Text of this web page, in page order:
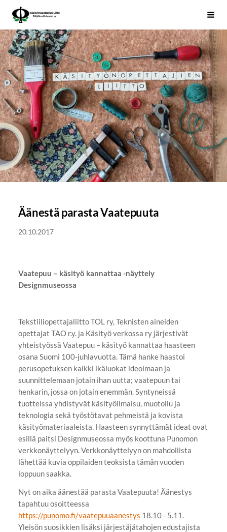
Siirry
sivun
sisältöön
Käsityönopettajien Liitto
Äänestä parasta Vaatepuuta
20.10.2017
Vaatepuu – käsityö kannattaa -näyttely
Designmuseossa
Tekstiiliopettajaliitto TOL ry, Teknisten aineiden
opettajat TAO r.y. ja Käsityö verkossa ry järjestivät
yhteistyössä Vaatepuu – käsityö kannattaa haasteen
osana Suomi 100-juhlavuotta. Tämä hanke haastoi
perusopetuksen kaikki ikäluokat ideoimaan ja
suunnittelemaan jotain ihan uutta; vaatepuun tai
henkarin, jossa on jotain enemmän. Syntyneissä
tuotteissa yhdistyvät käsityöilmaisu, muotoilu ja
teknologia sekä työstötavat pehmeistä ja kovista
käsityömateriaaleista. Haasteen synnyttämät ideat ovat
esillä paitsi Designmuseossa myös koottuna Punomon
verkkonäyttelyyn. Verkkonäyttelyyn on mahdollista
lähettää kuvia oppilaiden teoksista tämän vuoden
loppuun saakka.
Nyt on aika äänestää parasta Vaatepuuta! Äänestys
tapahtuu osoitteessa
https://punomo.fi/vaatepuuaanestys 18.10 - 5.11.
Yleisön suosikkien lisäksi järjestäjätahojen edustajista